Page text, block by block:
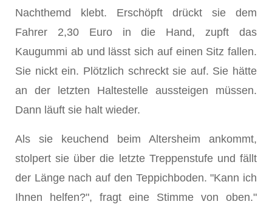
Nachthemd klebt. Erschöpft drückt sie dem
Fahrer 2,30 Euro in die Hand, zupft das
Kaugummi ab und lässt sich auf einen Sitz fallen.
Sie nickt ein. Plötzlich schreckt sie auf. Sie hätte
an der letzten Haltestelle aussteigen müssen.
Dann läuft sie halt wieder.
Als sie keuchend beim Altersheim ankommt,
stolpert sie über die letzte Treppenstufe und fällt
der Länge nach auf den Teppichboden. "Kann ich
Ihnen helfen?", fragt eine Stimme von oben."